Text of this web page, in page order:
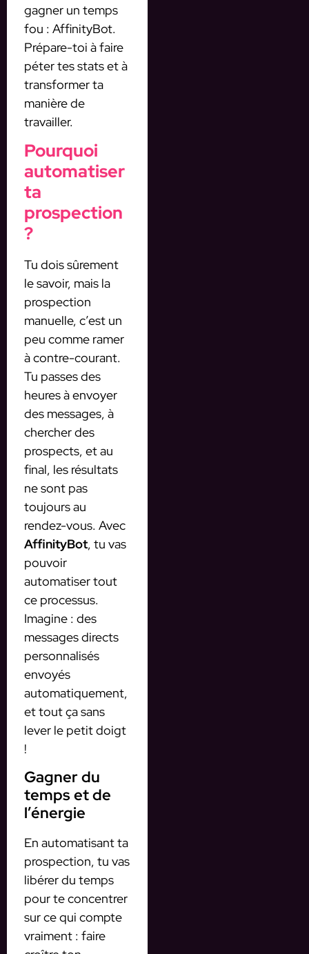
gagner un temps
fou : AffinityBot.
Prépare-toi à faire
péter tes stats et à
transformer ta
manière de
travailler.
Pourquoi
automatiser
ta
prospection
?
Tu dois sûrement
le savoir, mais la
prospection
manuelle, c’est un
peu comme ramer
à contre-courant.
Tu passes des
heures à envoyer
des messages, à
chercher des
prospects, et au
final, les résultats
ne sont pas
toujours au
rendez-vous. Avec
AffinityBot, tu vas
pouvoir
automatiser tout
ce processus.
Imagine : des
messages directs
personnalisés
envoyés
automatiquement,
et tout ça sans
lever le petit doigt
!
Gagner du
temps et de
l’énergie
En automatisant ta
prospection, tu vas
libérer du temps
pour te concentrer
sur ce qui compte
vraiment : faire